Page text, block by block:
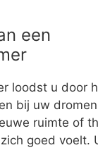
een
loodst u door
bij uw
ruimte of
goed voelt.